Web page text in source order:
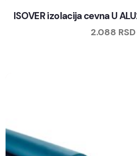
ISOVER izolacija cevna U
2.088 RSD